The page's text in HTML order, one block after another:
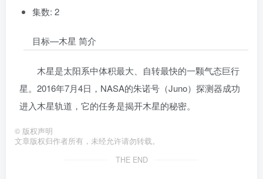
集数: 2
目标—木星 简介
木星是太阳系中体积最大、自转最快的一颗气态巨行
星。2016年7月4日，NASA的朱诺号（Juno）探测器成功
进入木星轨道，它的任务是揭开木星的秘密。
© 版权声明
文章版权归作者所有，未经允许请勿转载。
THE END